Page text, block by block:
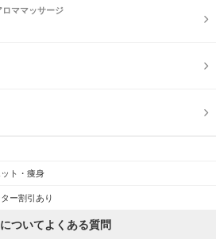
ロママッサージ
ト・痩身
ー割引あり
ついてよくある質問